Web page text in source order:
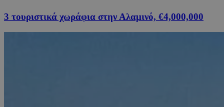
3 τουριστικά χωράφια στην Αλαμινό, €4,000,000